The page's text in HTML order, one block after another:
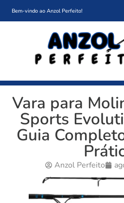
Bem-vindo ao Anzol Perfeito!
Vara para
Sports
Guia
Anzol Perfeito